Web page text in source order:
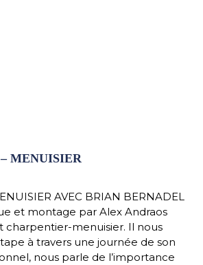
MENUISIER
AVEC BRIAN BERNADEL
et montage par Alex Andraos
charpentier-menuisier. Il nous
à travers une journée de son
nous parle de l’importance